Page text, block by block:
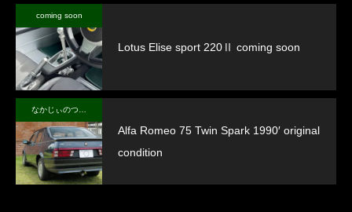
coming soon
Lotus Elise sport 220Ⅱ coming soon
Alfa Romeo 75 Twin Spark 1990′ original
condition